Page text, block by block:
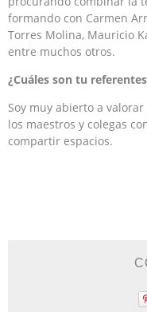
formando con Carmen
Torres Molina, Mauricio
entre muchos otros.
¿Cuáles son tu
Soy muy abierto a
los maestros y colegas
compartir espacios.